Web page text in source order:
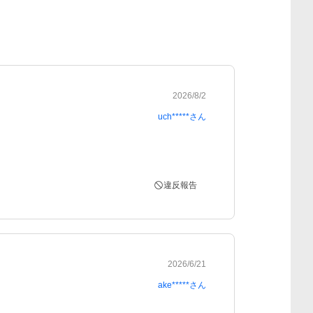
2026/8/2
uch*****さん
違反報告
2026/6/21
ake*****さん